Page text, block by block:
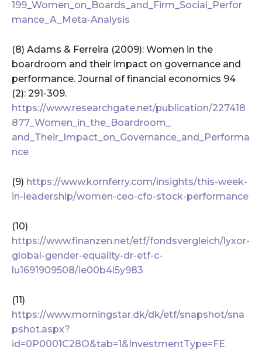
199_Women_on_Boards_and_Firm_Social_Perfor
mance_A_Meta-Analysis
(8) Adams & Ferreira (2009): Women in the
boardroom and their impact on governance and
performance. Journal of financial economics 94
(2): 291-309.
https://www.researchgate.net/publication/227418
877_Women_in_the_Boardroom_
and_Their_Impact_on_Governance_and_Performa
nce
(9) https://www.kornferry.com/insights/this-week-
in-leadership/women-ceo-cfo-stock-performance
(10)
https://www.finanzen.net/etf/fondsvergleich/lyxor-
global-gender-equality-dr-etf-c-
lu1691909508/ie00b4l5y983
(11)
https://www.morningstar.dk/dk/etf/snapshot/sna
pshot.aspx?
id=0P0001C28O&tab=1&InvestmentType=FE